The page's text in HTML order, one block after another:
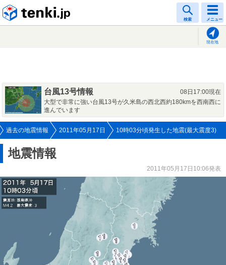
検索 メニュー
現在地
台風13号情報
08日17:00現在
大型で非常に強い台風13号が久米島の西北西約180kmを西南西に
進んでいます
過去の地震情報 2011年05月17日 10時03分頃発生した地震(最大震度3)
地震情報
2011年05月17日10:06発表